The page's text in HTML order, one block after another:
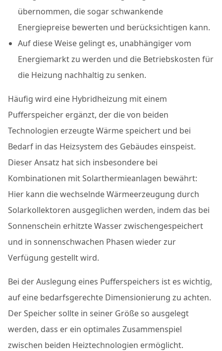
übernommen, die sogar schwankende
Energiepreise bewerten und berücksichtigen kann.
Auf diese Weise gelingt es, unabhängiger vom
Energiemarkt zu werden und die Betriebskosten für
die Heizung nachhaltig zu senken.
Häufig wird eine Hybridheizung mit einem
Pufferspeicher ergänzt, der die von beiden
Technologien erzeugte Wärme speichert und bei
Bedarf in das Heizsystem des Gebäudes einspeist.
Dieser Ansatz hat sich insbesondere bei
Kombinationen mit Solarthermieanlagen bewährt:
Hier kann die wechselnde Wärmeerzeugung durch
Solarkollektoren ausgeglichen werden, indem das bei
Sonnenschein erhitzte Wasser zwischengespeichert
und in sonnenschwachen Phasen wieder zur
Verfügung gestellt wird.
Bei der Auslegung eines Pufferspeichers ist es wichtig,
auf eine bedarfsgerechte Dimensionierung zu achten.
Der Speicher sollte in seiner Größe so ausgelegt
werden, dass er ein optimales Zusammenspiel
zwischen beiden Heiztechnologien ermöglicht.